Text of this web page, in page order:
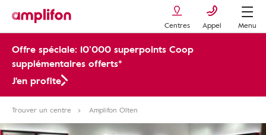
Centres Appel Menu
Offre spéciale: 10’000 superpoints Coop
supplémentaires offerts*
J'en profite
Trouver un centre Amplifon Olten